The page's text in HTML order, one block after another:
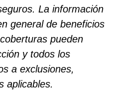
La información
general de beneficios
pueden
y todos los
a exclusiones,
aplicables.